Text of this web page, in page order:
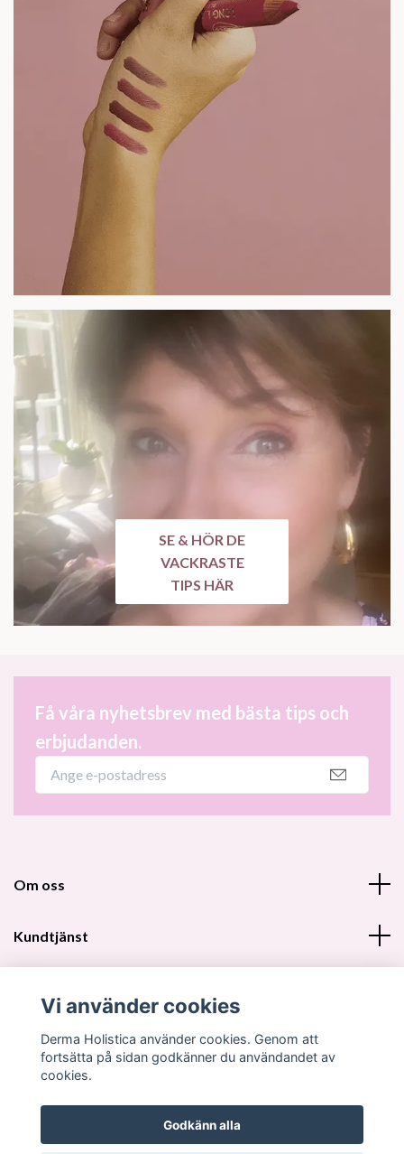
SE & HÖR DE
VACKRASTE
TIPS HÄR
Få våra nyhetsbrev med bästa tips och
erbjudanden.
Om oss
Kundtjänst
Sociala medier
Vi använder cookies
Derma Holistica använder cookies. Genom att
fortsätta på sidan godkänner du användandet av
cookies.
Godkänn alla